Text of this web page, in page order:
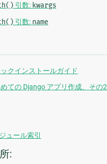
引数: kwargs
引数: name
クインストールガイド
ての Django アプリ作成、その2
ュール索引
: